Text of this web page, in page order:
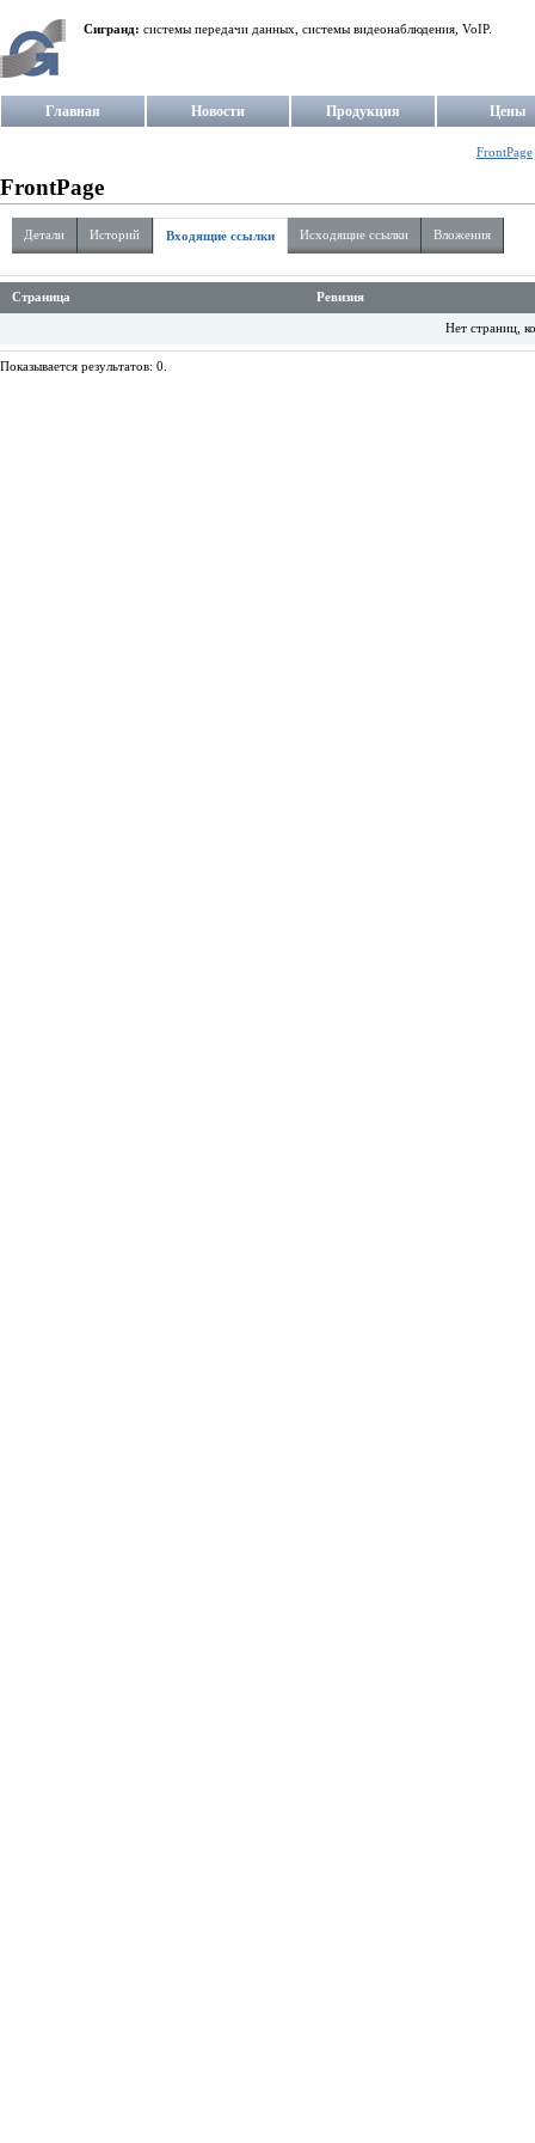
Сигранд: системы передачи данных, системы видеонаблюдения, VoIP.
Главная Новости Продукция Цены
FrontPage
FrontPage
Детали Историй Входящие ссылки Исходящие ссылки Вложения
Страница Ревизия
Нет страниц,
Показывается результатов: 0.